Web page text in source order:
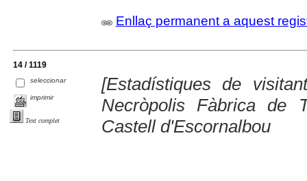
Enllaç permanent a aquest
14 / 1119
seleccionar
imprimir
Text complet
[Estadístiques de
Necròpolis Fàbrica de
Castell d'Escornalbou